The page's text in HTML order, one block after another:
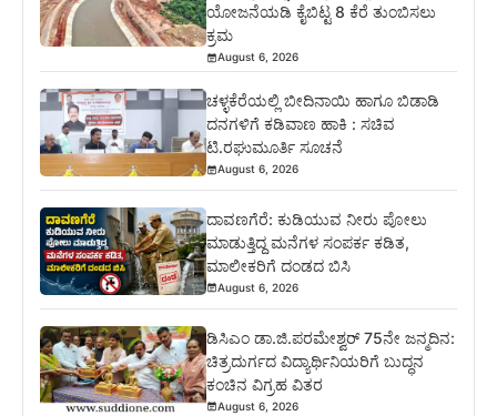
ಯೋಜನೆಯಡಿ ಕೈಬಿಟ್ಟ 8 ಕೆರೆ ತುಂಬಿಸಲು
ಕ್ರಮ
August 6, 2026
ಚಳ್ಳಕೆರೆಯಲ್ಲಿ ಬೀದಿನಾಯಿ ಹಾಗೂ ಬಿಡಾಡಿ
ದನಗಳಿಗೆ ಕಡಿವಾಣ ಹಾಕಿ : ಸಚಿವ
ಟಿ.ರಘುಮೂರ್ತಿ ಸೂಚನೆ
August 6, 2026
ದಾವಣಗೆರೆ: ಕುಡಿಯುವ ನೀರು ಪೋಲು
ಮಾಡುತ್ತಿದ್ದ ಮನೆಗಳ ಸಂಪರ್ಕ ಕಡಿತ,
ಮಾಲೀಕರಿಗೆ ದಂಡದ ಬಿಸಿ
August 6, 2026
ಡಿಸಿಎಂ ಡಾ.ಜಿ.ಪರಮೇಶ್ವರ್ 75ನೇ ಜನ್ಮದಿನ:
ಚಿತ್ರದುರ್ಗದ ವಿದ್ಯಾರ್ಥಿನಿಯರಿಗೆ ಬುದ್ಧನ
ಕಂಚಿನ ವಿಗ್ರಹ ವಿತರ
August 6, 2026